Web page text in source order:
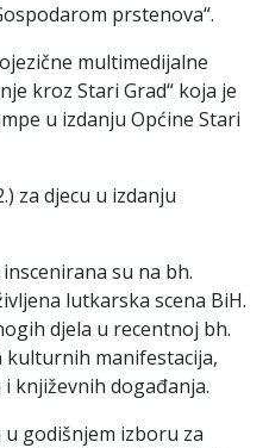
prstenova“.
multimedijalne
kroz Stari Grad“ koja je
u izdanju Općine Stari
za djecu u izdanju
su na bh.
lutkarska scena BiH.
djela u recentnoj bh.
manifestacija,
književnih događanja.
godišnjem izboru za